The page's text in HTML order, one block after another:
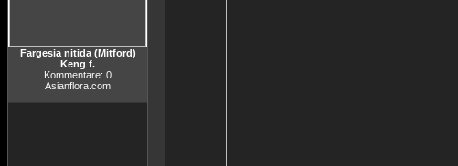
Fargesia nitida (Mitford)
Keng f.
Kommentare: 0
Asianflora.com